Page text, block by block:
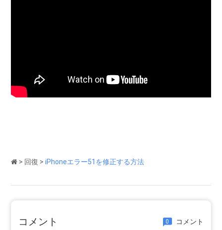
> 回復 >iPhoneエラー51を修正する方法
コメント 0 コメント